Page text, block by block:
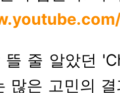
뜰 줄 알았던
많은 고민의